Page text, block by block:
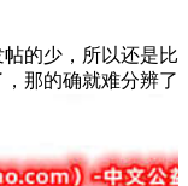
的少，所以还是比
那的确就难分辨了